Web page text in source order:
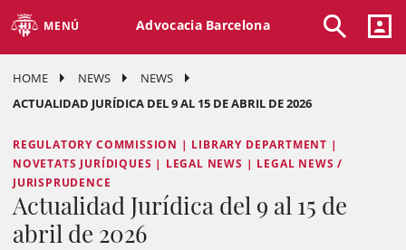
MENÚ Advocacia Barcelona
HOME NEWS
NEWS
ACTUALIDAD JURÍDICA DEL 9 AL 15 DE ABRIL DE 2026
REGULATORY COMMISSION | LIBRARY DEPARTMENT |
NOVETATS JURÍDIQUES | LEGAL NEWS | LEGAL NEWS /
JURISPRUDENCE
Actualidad Jurídica del 9 al 15 de
abril de 2026